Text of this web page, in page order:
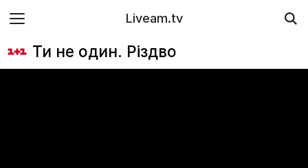
Liveam.tv
Ти не один. Різдво